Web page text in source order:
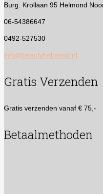
Burg. Krollaan 95 Helmond
06-54386647
0492-527530
info@beautyhelmond.nl
Gratis Verzenden
Gratis verzenden vanaf € 75,-
Betaalmethoden